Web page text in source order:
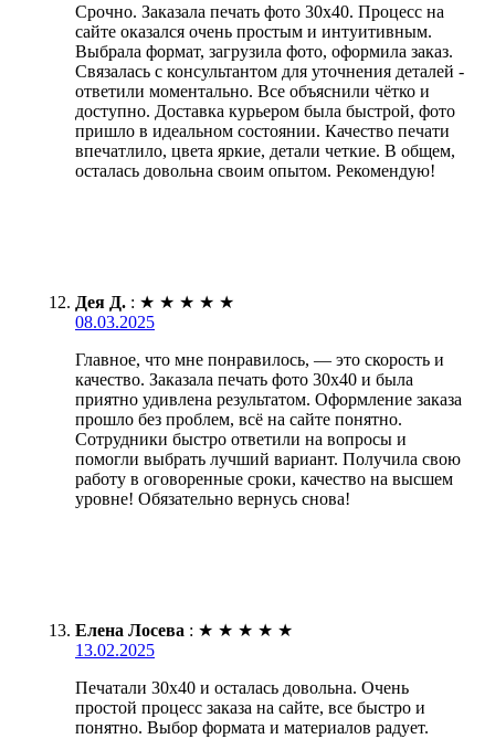
Срочно. Заказала печать фото 30х40. Процесс на
сайте оказался очень простым и интуитивным.
Выбрала формат, загрузила фото, оформила заказ.
Связалась с консультантом для уточнения деталей -
ответили моментально. Все объяснили чётко и
доступно. Доставка курьером была быстрой, фото
пришло в идеальном состоянии. Качество печати
впечатлило, цвета яркие, детали четкие. В общем,
осталась довольна своим опытом. Рекомендую!
Дея Д. : ★ ★ ★ ★ ★
08.03.2025
Главное, что мне понравилось, — это скорость и
качество. Заказала печать фото 30х40 и была
приятно удивлена результатом. Оформление заказа
прошло без проблем, всё на сайте понятно.
Сотрудники быстро ответили на вопросы и
помогли выбрать лучший вариант. Получила свою
работу в оговоренные сроки, качество на высшем
уровне! Обязательно вернусь снова!
Елена Лосева : ★ ★ ★ ★ ★
13.02.2025
Печатали 30х40 и осталась довольна. Очень
простой процесс заказа на сайте, все быстро и
понятно. Выбор формата и материалов радует.